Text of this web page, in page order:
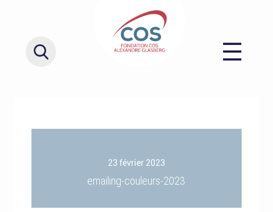
23 février 2023
emailing-couleurs-2023